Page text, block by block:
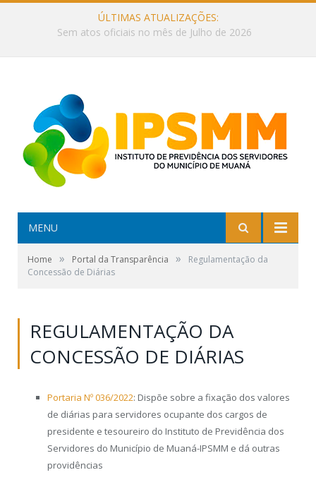
ÚLTIMAS ATUALIZAÇÕES:
Sem atos oficiais no mês de Julho de 2026
MENU
Home » Portal da Transparência »
Regulamentação da
Concessão de Diárias
REGULAMENTAÇÃO DA
CONCESSÃO DE DIÁRIAS
Portaria Nº 036/2022: Dispõe sobre a fixação dos valores
de diárias para servidores ocupante dos cargos de
presidente e tesoureiro do Instituto de Previdência dos
Servidores do Município de Muaná-IPSMM e dá outras
providências